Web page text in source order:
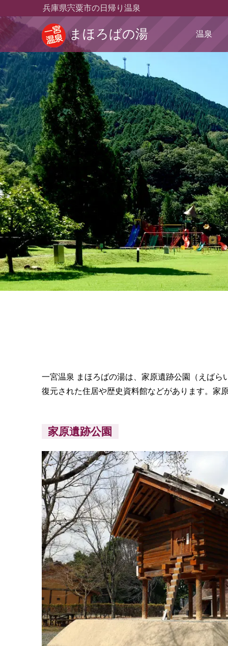
兵庫県宍粟市の日帰り温泉
まほろばの湯 温泉
一宮温泉 まほろばの湯は、家原遺跡公園（えば
復元された住居や歴史資料館などがあります。家
家原遺跡公園